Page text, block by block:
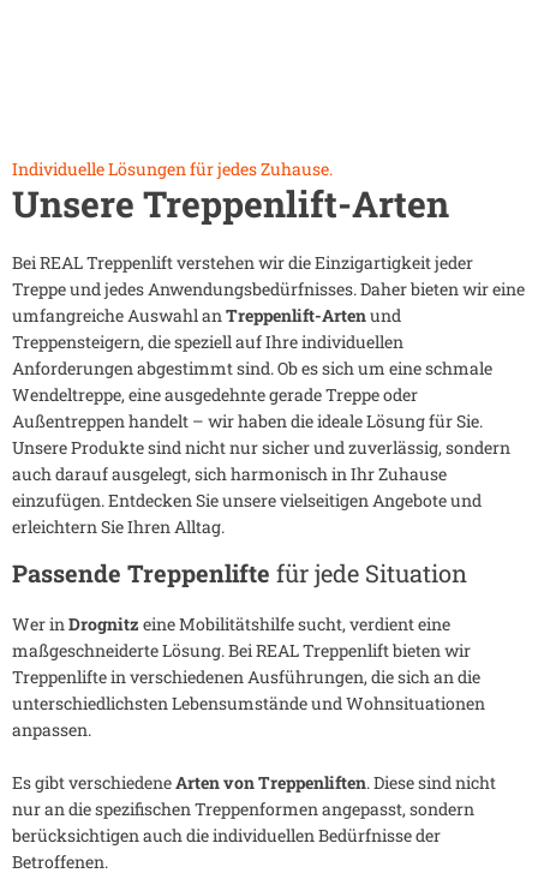
Individuelle Lösungen für jedes Zuhause.
Unsere Treppenlift-Arten
Bei REAL Treppenlift verstehen wir die Einzigartigkeit jeder
Treppe und jedes Anwendungsbedürfnisses. Daher bieten wir eine
umfangreiche Auswahl anTreppenlift-Artenund
Treppensteigern, die speziell auf Ihre individuellen
Anforderungen abgestimmt sind. Ob es sich um eine schmale
Wendeltreppe, eine ausgedehnte gerade Treppe oder
Außentreppen handelt – wir haben die ideale Lösung für Sie.
Unsere Produkte sind nicht nur sicher und zuverlässig, sondern
auch darauf ausgelegt, sich harmonisch in Ihr Zuhause
einzufügen. Entdecken Sie unsere vielseitigen Angebote und
erleichtern Sie Ihren Alltag.
Passende Treppenlifte für jede Situation
Wer inDrognitz eine Mobilitätshilfe sucht, verdient eine
maßgeschneiderte Lösung. Bei REAL Treppenlift bieten wir
Treppenlifte in verschiedenen Ausführungen, die sich an die
unterschiedlichsten Lebensumstände und Wohnsituationen
anpassen.
Es gibt verschiedeneArten von Treppenliften. Diese sind nicht
nur an die spezifischen Treppenformen angepasst, sondern
berücksichtigen auch die individuellen Bedürfnisse der
Betroffenen.